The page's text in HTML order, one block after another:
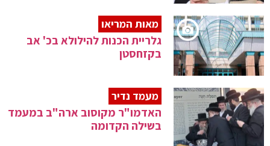
מאות המריאו
גלריית הכנות להילולא בכ' אב
בקזחסטן
מעמד נדיר
האדמו"ר מקוסוב ארה"ב במעמד
בשילה הקדומה